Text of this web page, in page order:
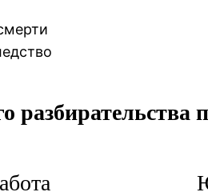
разбирательства